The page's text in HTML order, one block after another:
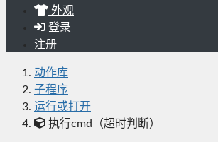
外观
登录
注册
动作库
子程序
运行或打开
执行cmd（超时判断）